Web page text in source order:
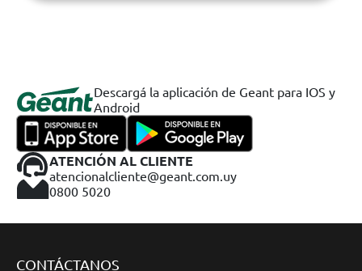
Descargá la aplicación de Geant para IOS y
Android
ATENCIÓN AL CLIENTE
atencionalcliente@geant.com.uy
0800 5020
CONTÁCTANOS